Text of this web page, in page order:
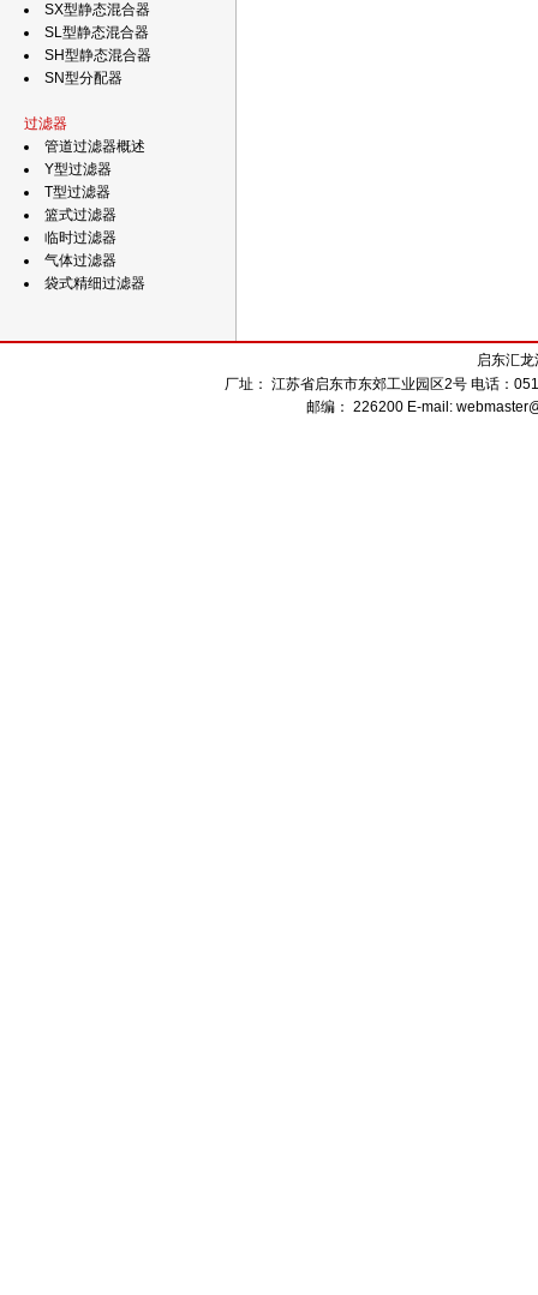
SX型静态混合器
SL型静态混合器
SH型静态混合器
SN型分配器
过滤器
管道过滤器概述
Y型过滤器
T型过滤器
篮式过滤器
临时过滤器
气体过滤器
袋式精细过滤器
启东汇
厂址： 江苏省启东市东郊工业园区2号 电话：
邮编： 226200 E-mail: